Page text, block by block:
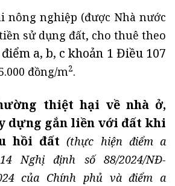
nông nghiệp (được Nhà nước
sử dụng đất, cho thuê theo
điểm a, b, c khoản 1 Điều 107
đồng/m2.
thiệt hại về nhà ở,
dựng gắn liền với đất khi
hồi đất (thực hiện điểm a
Nghị định số 88/2024/NĐ-
của Chính phủ và điểm a